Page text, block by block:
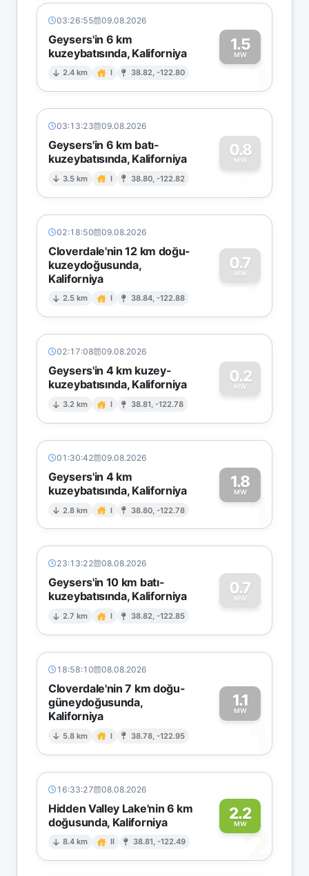
03:26:55 09.08.2026
Geysers'in 6 km
kuzeybatısında, Kaliforniya
2.4 km I 38.82, -122.80
1.5
MW1
03:13:23 09.08.2026
Geysers'in 6 km batı-
kuzeybatısında, Kaliforniya
3.5 km I 38.80, -122.82
0.8
MW
0
02:18:50 09.08.2026
Cloverdale'nin 12 km doğu-
kuzeydoğusunda,
Kaliforniya
2.5 km I 38.84, -122.88
0.7
MW
0
02:17:08 09.08.2026
Geysers'in 4 km kuzey-
kuzeybatısında, Kaliforniya
3.2 km I 38.81, -122.78
0.2
MW
0
01:30:42 09.08.2026
Geysers'in 4 km
kuzeybatısında, Kaliforniya
2.8 km I 38.80, -122.78
1.8
MW1
23:13:22 08.08.2026
Geysers'in 10 km batı-
kuzeybatısında, Kaliforniya
2.7 km I 38.82, -122.85
0.7
MW
0
18:58:10 08.08.2026
Cloverdale'nin 7 km doğu-
güneydoğusunda,
Kaliforniya
5.8 km I 38.78, -122.95
1.1
MW
1
16:33:27 08.08.2026
Hidden Valley Lake'nin 6 km
doğusunda, Kaliforniya
8.4 km II 38.81, -122.49
2.2
MW2